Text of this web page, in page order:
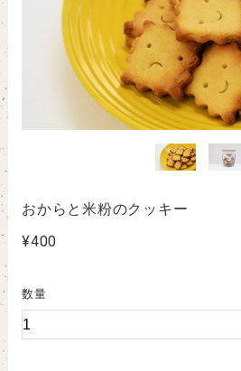
おからと米粉のクッキー
¥400
数量